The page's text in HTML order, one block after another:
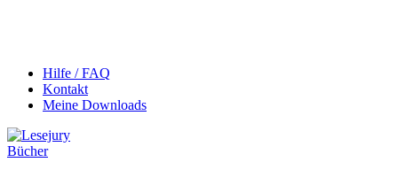
Hilfe / FAQ
Kontakt
Meine Downloads
Bücher